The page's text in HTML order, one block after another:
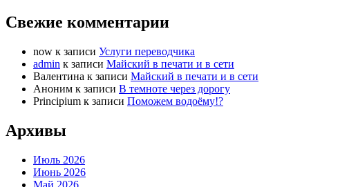
Свежие комментарии
now к записи Услуги переводчика
admin к записи Майский в печати и в сети
Валентина к записи Майский в печати и в сети
Аноним к записи В темноте через дорогу
Principium к записи Поможем водоёму!?
Архивы
Июль 2026
Июнь 2026
Май 2026